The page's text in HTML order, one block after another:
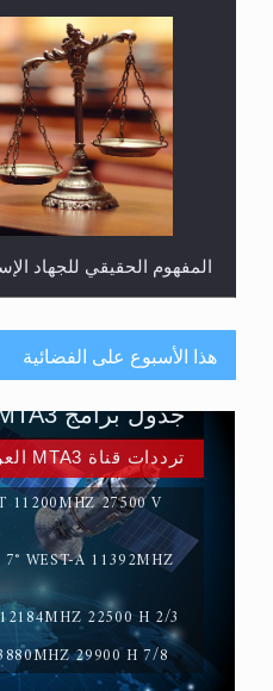
المفهوم الحقيقي للجهاد
سورة التكوير تُنبئ بزمن
هذا الأسبوع على الفضائية
ترددات قناة MTA3 العربية:
11200MHZ 27500 V
WEST-A 11392MHZ
22500 H 2/3
29900 H 7/8
جدول برامج MTA3